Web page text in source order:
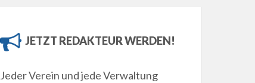
JETZT REDAKTEUR WERDEN!
Jeder Verein und jede Verwaltung